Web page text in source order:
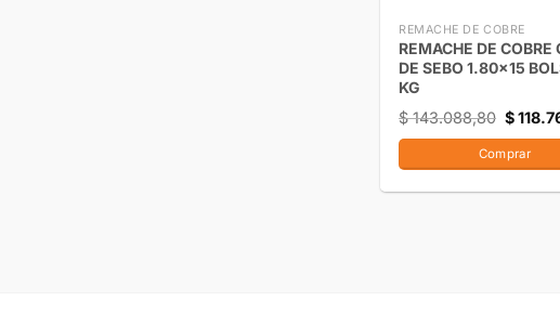
REMACHE DE COBRE
REMACHE DE COBRE
DE SEBO 1.80×15
KG
$143.088,80 $
Comprar